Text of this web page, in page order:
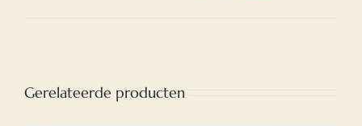
Gerelateerde producten